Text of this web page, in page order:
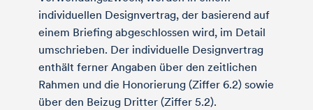
individuellen Designvertrag, der basierend auf
einem Briefing abgeschlossen wird, im Detail
umschrieben. Der individuelle Designvertrag
enthält ferner Angaben über den zeitlichen
Rahmen und die Honorierung (Ziffer 6.2) sowie
über den Beizug Dritter (Ziffer 5.2).